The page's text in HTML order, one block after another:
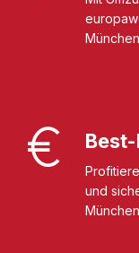
und